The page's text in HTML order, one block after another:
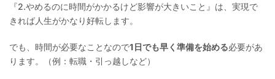
『2.やめるのに時間がかかるけど影響が大きいこと』は、実現で
きれば人生がかなり好転します。
でも、時間が必要なことなので1日でも早く準備を始める必要があ
ります。（例：転職・引っ越しなど）